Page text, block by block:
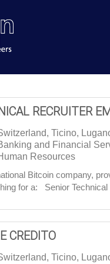
RECRUITER
,Ticino,
and Financial
Resources
Bitcoin company,
for a: Senior
technical and business
CREDITO
,Ticino,